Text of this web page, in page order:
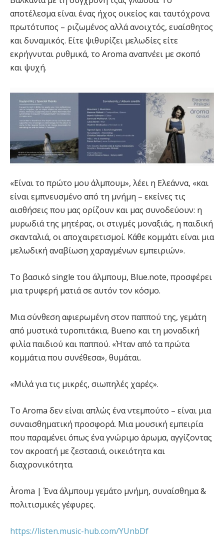
αποτέλεσμα είναι ένας ήχος οικείος και ταυτόχρονα
πρωτότυπος – ριζωμένος αλλά ανοιχτός, ευαίσθητος
και δυναμικός. Είτε ψιθυρίζει μελωδίες είτε
εκρήγνυται ρυθμικά, το Aroma αναπνέει με σκοπό
και ψυχή.
«Είναι το πρώτο μου άλμπουμ», λέει η Ελεάννα, «και
είναι εμπνευσμένο από τη μνήμη – εκείνες τις
αισθήσεις που μας ορίζουν και μας συνοδεύουν: η
μυρωδιά της μητέρας, οι στιγμές μοναξιάς, η παιδική
σκανταλιά, οι αποχαιρετισμοί. Κάθε κομμάτι είναι μια
μελωδική αναβίωση χαραγμένων εμπειριών».
Το βασικό single του άλμπουμ, Blue.note, προσφέρει
μια τρυφερή ματιά σε αυτόν τον κόσμο.
Μια σύνθεση αφιερωμένη στον παππού της, γεμάτη
από μυστικά τυροπιτάκια, Bueno και τη μοναδική
φιλία παιδιού και παππού. «Ήταν από τα πρώτα
κομμάτια που συνέθεσα», θυμάται.
«Μιλά για τις μικρές, σιωπηλές χαρές».
Το Aroma δεν είναι απλώς ένα ντεμπούτο – είναι μια
συναισθηματική προσφορά. Μια μουσική εμπειρία
που παραμένει όπως ένα γνώριμο άρωμα, αγγίζοντας
τον ακροατή με ζεστασιά, οικειότητα και
διαχρονικότητα.
Àroma | Ένα άλμπουμ γεμάτο μνήμη, συναίσθημα &
πολιτισμικές γέφυρες.
https://listen.music-hub.com/YUnbDf